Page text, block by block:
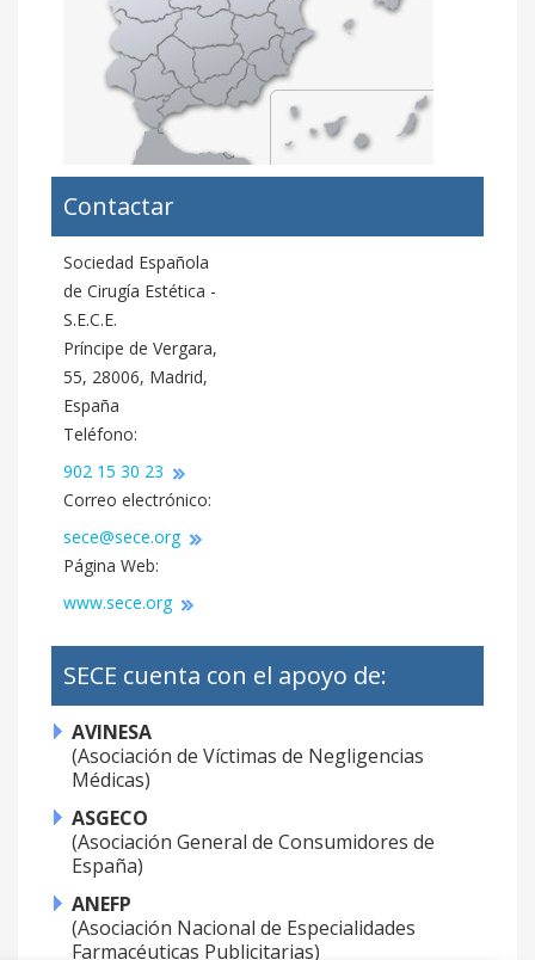
Contactar
Sociedad Española
de Cirugía Estética -
S.E.C.E.
Príncipe de Vergara,
55, 28006, Madrid,
España
Teléfono:
902 15 30 23
Correo electrónico:
sece@sece.org
Página Web:
www.sece.org
SECE cuenta con el apoyo de:
AVINESA
(Asociación de Víctimas de Negligencias
Médicas)
ASGECO
(Asociación General de Consumidores de
España)
ANEFP
(Asociación Nacional de Especialidades
Farmacéuticas Publicitarias)